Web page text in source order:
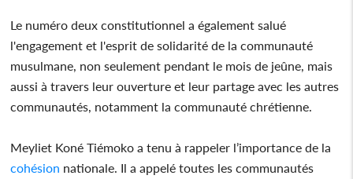
Le numéro deux constitutionnel a également salué
l'engagement et l'esprit de solidarité de la communauté
musulmane, non seulement pendant le mois de jeûne, mais
aussi à travers leur ouverture et leur partage avec les autres
communautés, notamment la communauté chrétienne.
Meyliet Koné Tiémoko a tenu à rappeler l’importance de la
cohésion nationale. Il a appelé toutes les communautés